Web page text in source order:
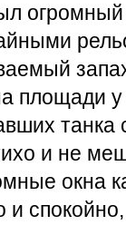
площади
и не
окна
и